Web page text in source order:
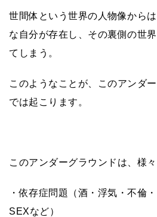
世間体という世界の人物像から
な自分が存在し、その裏側の世
てしまう。
このようなことが、このアンダ
では起こります。
このアンダーグラウンドは、様
・依存症問題（酒・浮気・不倫
SEXなど）